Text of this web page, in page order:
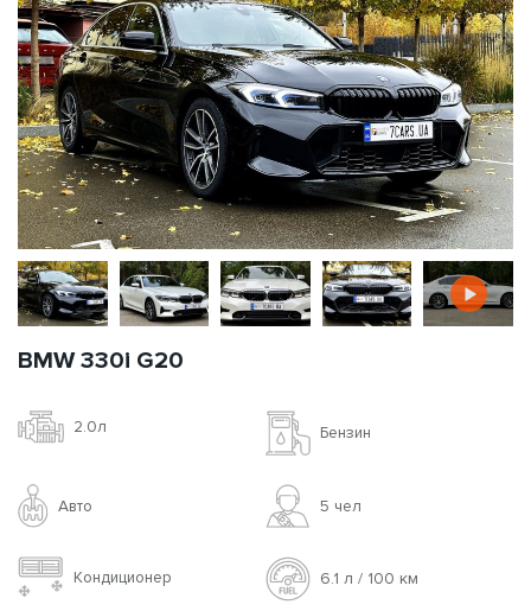
BMW 330i G20
2.0л Бензин
Авто 5 чел
Кондиционер 6.1 л / 100 км